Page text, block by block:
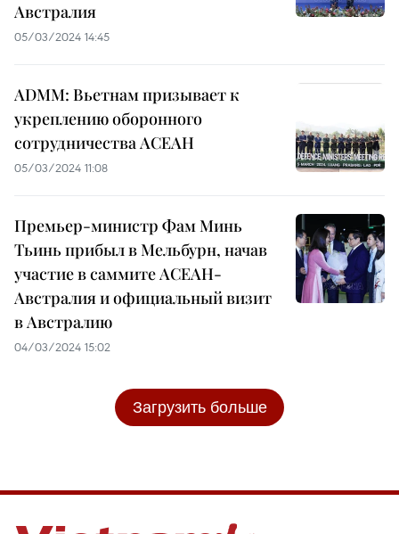
Австралия
05/03/2024 14:45
ADMM: Вьетнам призывает к
укреплению оборонного
сотрудничества АСЕАН
05/03/2024 11:08
Премьер-министр Фам Минь
Тьинь прибыл в Мельбурн, начав
участие в саммите АСЕАН-
Австралия и официальный визит
в Австралию
04/03/2024 15:02
Загрузить больше